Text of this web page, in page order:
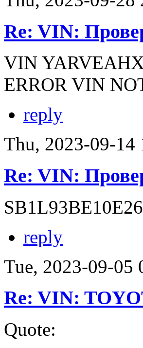
Re: VIN:
VIN
ERROR VIN
reply
Thu, 2023-09-
Re: VIN:
reply
Tue, 2023-09-
Re: VIN:
Quote: